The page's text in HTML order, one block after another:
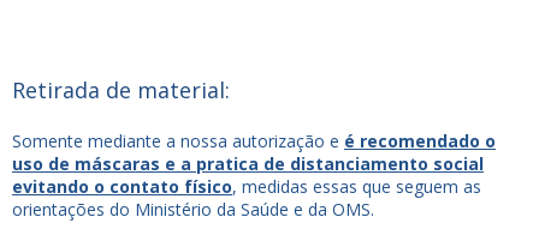
Retirada de material:
Somente mediante a nossa autorização e é recomendado o
uso de máscaras e a pratica de distanciamento social
evitando o contato físico, medidas essas que seguem as
orientações do Ministério da Saúde e da OMS.